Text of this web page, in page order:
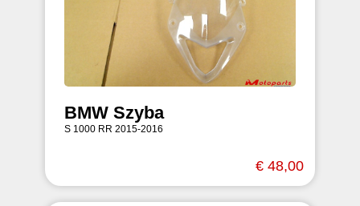
BMW Szyba
S 1000 RR 2015-2016
€ 48,00